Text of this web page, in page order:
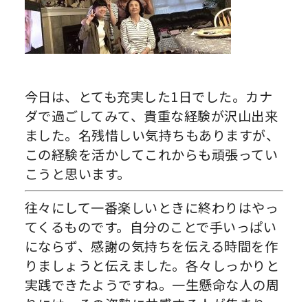
今日は、とても充実した1日でした。カナ
ダで過ごしてみて、貴重な経験が沢山出来
ました。名残惜しい気持ちもありますが、
この経験を活かしてこれからも頑張ってい
こうと思います。
往々にして一番楽しいときに終わりはやっ
てくるものです。自分のことで手いっぱい
にならず、感謝の気持ちを伝える時間を作
りましょうと伝えました。各々しっかりと
実践できたようですね。一生懸命な人の周